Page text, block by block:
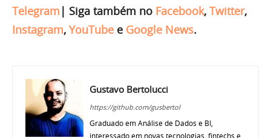
Telegram | Siga também no Facebook, Twitter,
Instagram, YouTube e Google News.
Gustavo Bertolucci
https://github.com/gusbertol
Graduado em Análise de Dados e BI,
interessado em novas tecnologias, fintechs e